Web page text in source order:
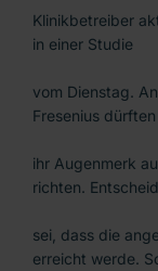
Klinikbetreiber
in einer Studie
vom Dienstag.
Fresenius
ihr Augenmerk
richten.
sei, dass die
erreicht werde.